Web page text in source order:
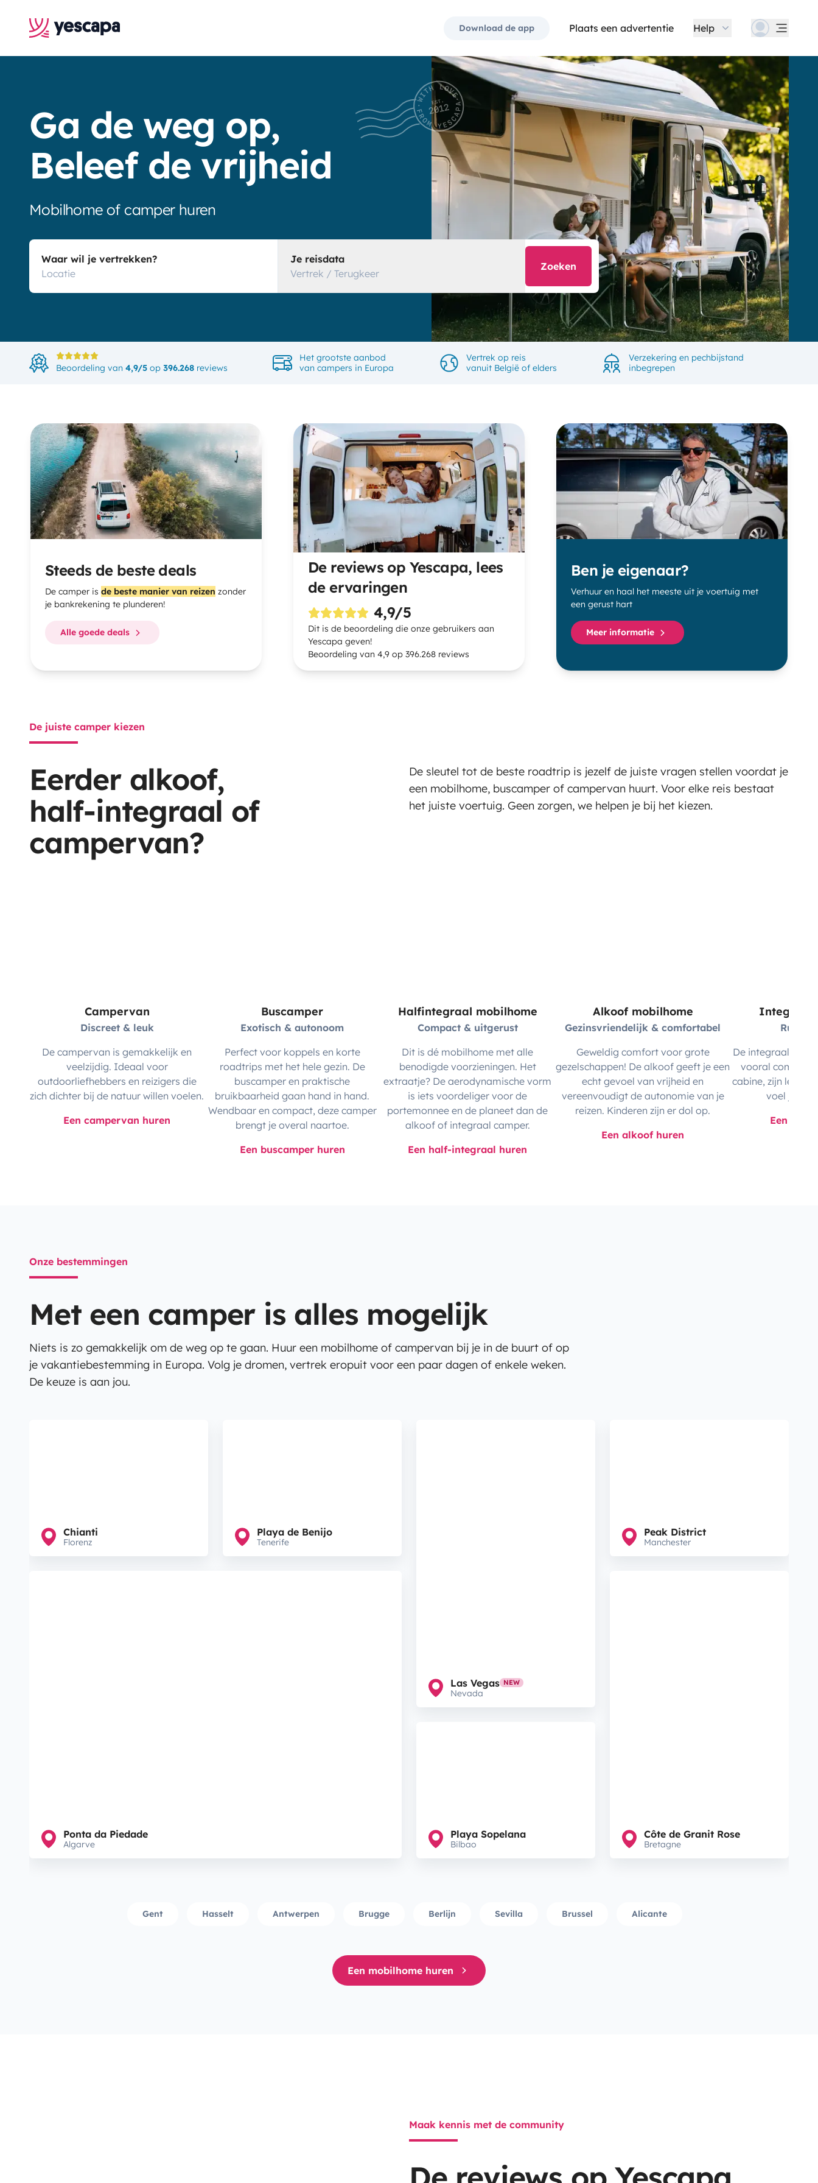
Download de app Plaats een advertentie Help
Ga de weg op,
Beleef de vrijheid
Mobilhome of camper huren
Waar wil je vertrekken?
Je reisdata
Vertrek / Terugkeer
Zoeken
Beoordeling van 4,9/5 op 396.268 reviews
Het grootste aanbod
van campers in Europa
Vertrek op reis
vanuit België of elders
Verzekering en pechbijstand
inbegrepen
Steeds de beste deals
De camper is de beste manier van reizen zonder
je bankrekening te plunderen!
Alle goede deals
De reviews op Yescapa, lees
de ervaringen
4,9/5
Dit is de beoordeling die onze gebruikers aan
Yescapa geven!
Beoordeling van 4,9 op 396.268 reviews
Ben je eigenaar?
Verhuur en haal het meeste uit je voertuig met
een gerust hart
Meer informatie
De juiste camper kiezen
Eerder alkoof,
half-integraal of
campervan?
De sleutel tot de beste roadtrip is jezelf de juiste vragen stellen voordat je
een mobilhome, buscamper of campervan huurt. Voor elke reis bestaat
het juiste voertuig. Geen zorgen, we helpen je bij het kiezen.
Campervan
Discreet & leuk
De campervan is gemakkelijk en
veelzijdig. Ideaal voor
outdoorliefhebbers en reizigers die
zich dichter bij de natuur willen voelen.
Een campervan huren
Buscamper
Exotisch & autonoom
Perfect voor koppels en korte
roadtrips met het hele gezin. De
buscamper en praktische
bruikbaarheid gaan hand in hand.
Wendbaar en compact, deze camper
brengt je overal naartoe.
Een buscamper huren
Halfintegraal mobilhome
Compact & uitgerust
Dit is dé mobilhome met alle
benodigde voorzieningen. Het
extraatje? De aerodynamische vorm
is iets voordeliger voor de
portemonnee en de planeet dan de
alkoof of integraal camper.
Een half-integraal huren
Alkoof mobilhome
Gezinsvriendelijk & comfortabel
Geweldig comfort voor grote
gezelschappen! De alkoof geeft je een
echt gevoel van vrijheid en
vereenvoudigt de autonomie van je
reizen. Kinderen zijn er dol op.
Een alkoof huren
Integraal
Ruim
De integraal
vooral comfort
cabine, zijn lengte
voel je je
Een
Onze bestemmingen
Met een camper is alles mogelijk
Niets is zo gemakkelijk om de weg op te gaan. Huur een mobilhome of campervan bij je in de buurt of op
je vakantiebestemming in Europa. Volg je dromen, vertrek eropuit voor een paar dagen of enkele weken.
De keuze is aan jou.
Chianti
Florenz
Playa de Benijo
Tenerife
Las Vegas NEW
Nevada
Peak District
Manchester
Ponta da Piedade
Algarve
Playa Sopelana
Bilbao
Côte de Granit Rose
Bretagne
Gent Hasselt Antwerpen Brugge Berlijn Sevilla Brussel Alicante
Een mobilhome huren
Maak kennis met de community